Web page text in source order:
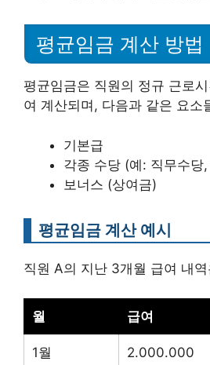
평균임금 계산 방법
평균임금은 직원의 정규 근로
여 계산되며, 다음과 같은 요소
기본급
각종 수당 (예: 직무수당
보너스 (상여금)
평균임금 계산 예시
직원 A의 지난 3개월 급여 내
월 급여
1월 2.000.000